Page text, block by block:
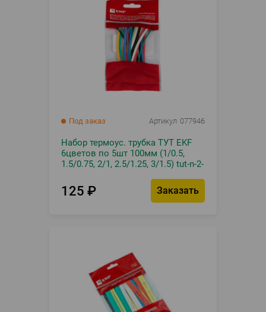
Под заказ Артикул 077946
Набор термоус. трубка ТУТ EKF
6цветов по 5шт 100мм (1/0.5,
1.5/0.75, 2/1, 2.5/1.25, 3/1.5) tut-n-2-
125 ₽ Заказать